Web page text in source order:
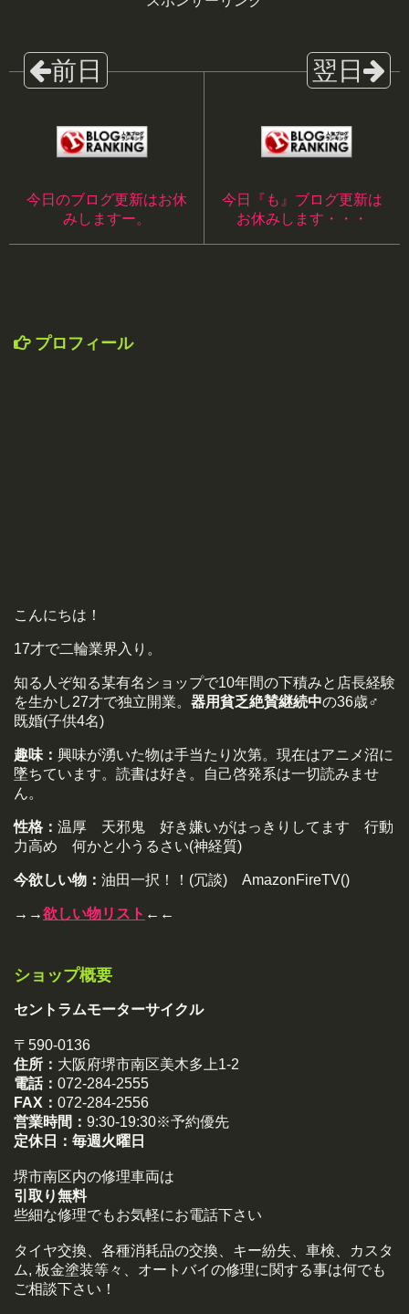
今日のブログ更新はお休
みしますー。
今日『も』ブログ更新は
お休みします・・・
プロフィール
こんにちは！
17才で二輪業界入り。
知る人ぞ知る某有名ショップで10年間の下積みと店長経験
を生かし27才で独立開業。 器用貧乏絶賛継続中の36歳♂
既婚(子供4名)
趣味： 興味が湧いた物は手当たり次第。現在はアニメ沼に
墜ちています。読書は好き。自己啓発系は一切読みませ
ん。
性格： 温厚 天邪鬼 好き嫌いがはっきりしてます 行動
力高め 何かと小うるさい(神経質)
今欲しい物： 油田一択！！(冗談) AmazonFireTV()
→→欲しい物リスト ←←
ショップ概要
セントラムモーターサイクル
〒590-0136
住所： 大阪府堺市南区美木多上1-2
電話： 072-284-2555
FAX： 072-284-2556
営業時間： 9:30-19:30※予約優先
定休日： 毎週火曜日
堺市南区内の修理車両は
引取り無料
些細な修理でもお気軽にお電話下さい
タイヤ交換、各種消耗品の交換、キー紛失、車検、カスタ
ム, 板金塗装等々、オートバイの修理に関する事は何でも
ご相談下さい！